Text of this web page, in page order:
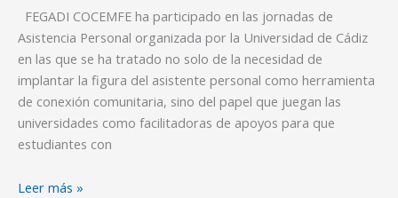
FEGADI COCEMFE ha participado en las jornadas de
Asistencia Personal organizada por la Universidad de Cádiz
en las que se ha tratado no solo de la necesidad de
implantar la figura del asistente personal como herramienta
de conexión comunitaria, sino del papel que juegan las
universidades como facilitadoras de apoyos para que
estudiantes con
de
la
asistencia
personal
en
unas
jornadas
Leer más »